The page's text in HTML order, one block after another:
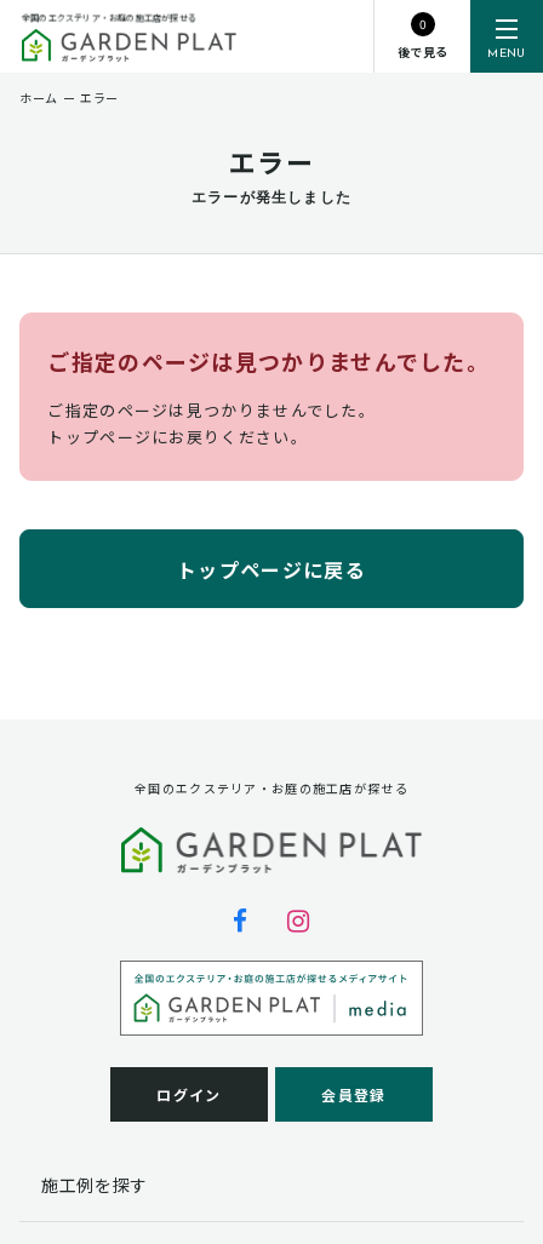
MENU
全国のエクステリア・お庭の施工店が探せる
0
後で見る
エラー
エラーが発生しました
ホーム ー エラー
ご指定のページは見つかりませんでした。
ご指定のページは見つかりませんでした。
トップページにお戻りください。
トップページに戻る
全国のエクステリア・お庭の施工店が探せる
ログイン 会員登録
施工例を探す